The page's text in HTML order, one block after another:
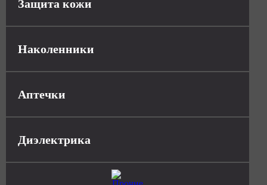
Защита кожи
Наколенники
Аптечки
Диэлектрика